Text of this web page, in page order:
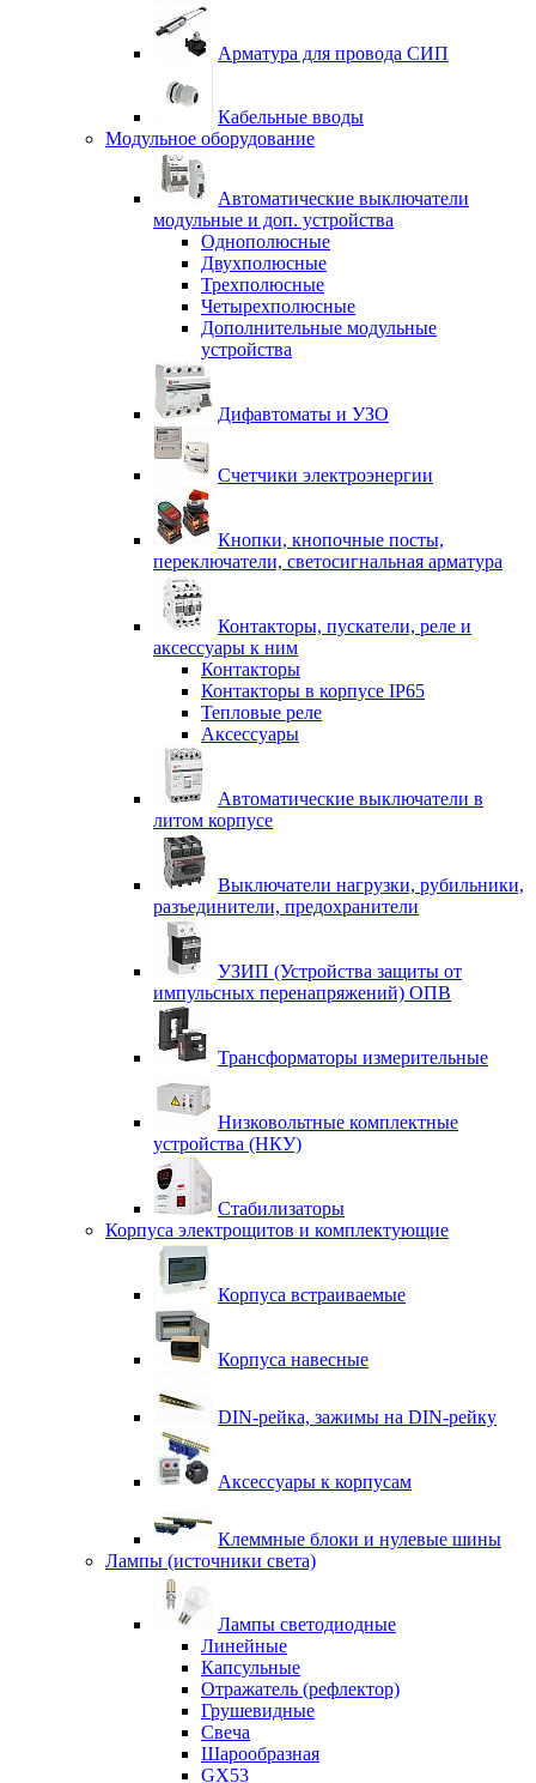
Арматура для провода СИП
Кабельные вводы
Модульное оборудование
Автоматические выключатели
модульные и доп. устройства
Однополюсные
Двухполюсные
Трехполюсные
Четырехполюсные
Дополнительные модульные
устройства
Дифавтоматы и УЗО
Счетчики электроэнергии
Кнопки, кнопочные посты,
переключатели, светосигнальная арматура
Контакторы, пускатели, реле и
аксессуары к ним
Контакторы
Контакторы в корпусе IP65
Тепловые реле
Аксессуары
Автоматические выключатели в
литом корпусе
Выключатели нагрузки, рубильники,
разъединители, предохранители
УЗИП (Устройства защиты от
импульсных перенапряжений) ОПВ
Трансформаторы измерительные
Низковольтные комплектные
устройства (НКУ)
Стабилизаторы
Корпуса электрощитов и комплектующие
Корпуса встраиваемые
Корпуса навесные
DIN-рейка, зажимы на DIN-рейку
Аксессуары к корпусам
Клеммные блоки и нулевые шины
Лампы (источники света)
Лампы светодиодные
Линейные
Капсульные
Отражатель (рефлектор)
Грушевидные
Свеча
Шарообразная
GX53